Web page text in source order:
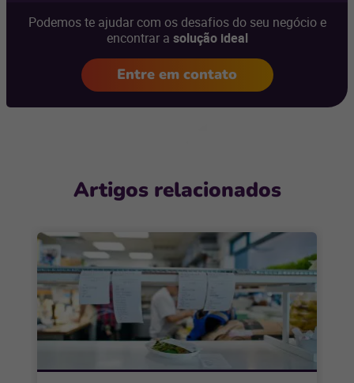
Podemos te ajudar com os desafios do seu negócio e
encontrar a solução ideal
Entre em contato
Artigos relacionados